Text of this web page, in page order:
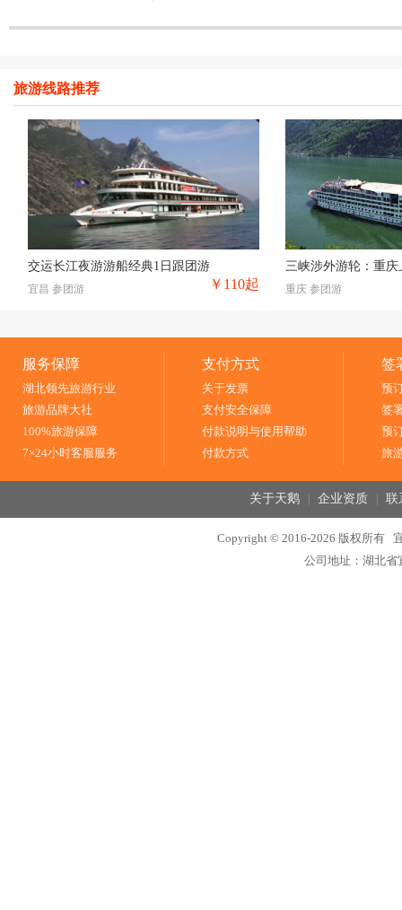
旅游线路推荐
交运长江夜游游船经典1日跟团游
宜昌 参团游 ￥110起 重庆 参团游
服务保障
湖北领先旅游行业
旅游品牌大社
100%旅游保障
7×24小时客服服务
支付方式
关于发票
支付安全保障
付款说明与使用帮助
付款方式
签
预
签
预
旅
关于天鹅| 企业资质| 联
Copyright © 2016-2026 版权所有
公司地址：湖北省